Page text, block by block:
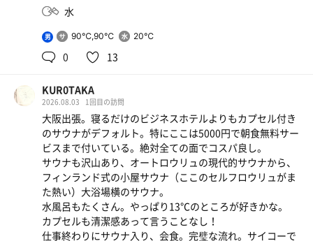
2階サウナへ セルフロウリュ アロマ水はオーク 木の
続いて３階に移動 6人程度のフィンランドサウナ 最上
段でセルフロウリュはあっという間に激熱っ😆✨水風呂は
サ飯は目の前の辛麺🍜以前来た時は気づかなかった😅カレ
ー辛麺に石焼きご飯🍚デラうまっ😋
朝食ビュッフェが無料でした😆カレー🍛もある😆凄いサー
ビスだ😆✨
サウナハットツリーがいいとこに置いていないのは何故？
ありがとう✨ ニュージャパン梅田✨
水
男 90℃,90℃ 20℃
0 13
KUR0TAKA
2026.08.03 1回目の訪問
大阪出張。寝るだけのビジネスホテルよりもカプセル付き
のサウナがデフォルト。特にここは5000円で朝食無料サー
ビスまで付いている。絶対全ての面でコスパ良し。
サウナも沢山あり、オートロウリュの現代的サウナから、
フィンランド式の小屋サウナ（ここのセルフロウリュがま
た熱い）大浴場横のサウナ。
水風呂もたくさん。やっぱり13℃のところが好きかな。
カプセルも清潔感あって言うことなし！
仕事終わりにサウナ入り、会食。完璧な流れ。サイコーで